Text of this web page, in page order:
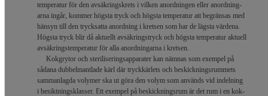
temperatur för den avsäkringskrets i vilken anordningen eller anordning-
arna ingår, kommer högsta tryck och högsta temperatur att begränsas med
hänsyn till den trycksatta anordning i kretsen som har de lägsta värdena.
Högsta tryck blir då aktuellt avsäkringstryck och högsta temperatur aktuell
avsäkringstemperatur för alla anordningarna i kretsen.
Kokgrytor och steriliseringsapparater kan nämnas som exempel på
sådana dubbelmantlade kärl där tryckkärlets och beskickningsrummets
sammanlagda volymer ska ut göra den volym som används vid indelning
i besiktningsklasser. Ett exempel på beskickningsrum är det rum i en kok-